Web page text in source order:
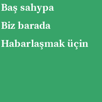
Baş sahypa
Biz barada
Habarlaşmak üçin